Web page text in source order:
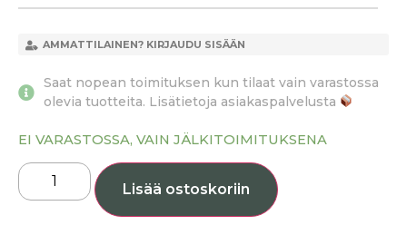
AMMATTILAINEN? KIRJAUDU SISÄÄN
Saat nopean toimituksen kun tilaat vain varastossa
olevia tuotteita. Lisätietoja asiakaspalvelusta
EI VARASTOSSA, VAIN JÄLKITOIMITUKSENA
Lisää ostoskoriin